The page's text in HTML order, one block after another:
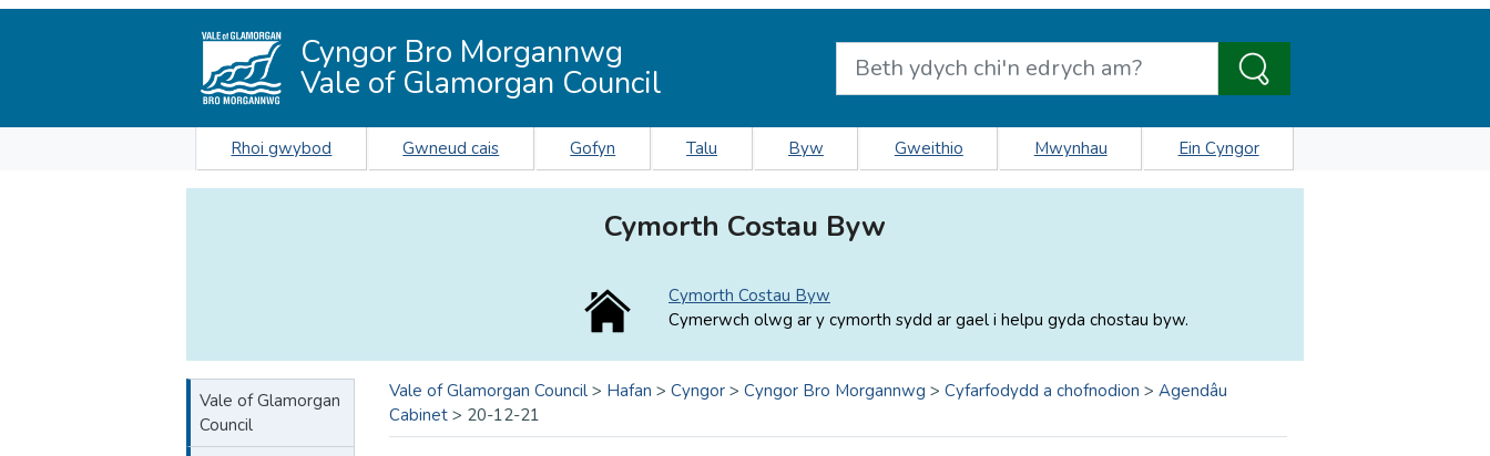
Cyngor Bro Morgannwg
Vale of Glamorgan Council
Rhoi gwybod Gwneud cais Gofyn Talu Byw Gweithio Mwynhau Ein Cyngor
Cymorth Costau Byw
Cymorth Costau Byw
Cymerwch olwg ar y cymorth sydd ar gael i helpu gyda chostau byw.
Vale of Glamorgan
Council
Vale of Glamorgan Council > Hafan > Cyngor > Cyngor Bro Morgannwg > Cyfarfodydd a chofnodion > Agendâu
Cabinet > 20-12-21